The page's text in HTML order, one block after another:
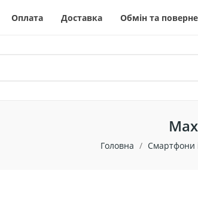
Оплата Доставка Обмін та
Головна Смартфони